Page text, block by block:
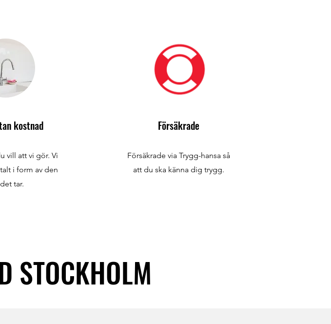
kostnad
vill att vi gör. Vi
i form av den
tar.
Försäkrade
Försäkrade via Trygg-hansa så
att du ska känna dig trygg.
STOCKHOLM